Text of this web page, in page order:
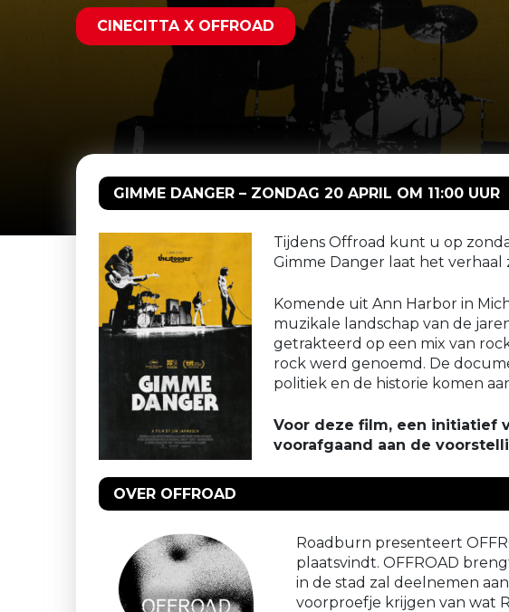
CINECITTA X OFFROAD
GIMME DANGER – ZONDAG 20 APRIL OM 11:00 UUR
Tijdens Offroad kunt u op
Gimme Danger laat het verhaal
Komende uit Ann Harbor in
muzikale landschap van de
getrakteerd op een mix van
rock werd genoemd. De
politiek en de historie komen
Voor deze film, een initiatief
voorafgaand aan de
OVER OFFROAD
Roadburn presenteert
plaatsvindt. OFFROAD
in de stad zal deelnemen
voorproefje krijgen van wat